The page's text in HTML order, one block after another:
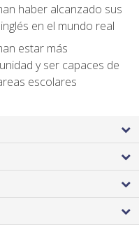
haber alcanzado sus
en el mundo real
estar más
y ser capaces de
escolares